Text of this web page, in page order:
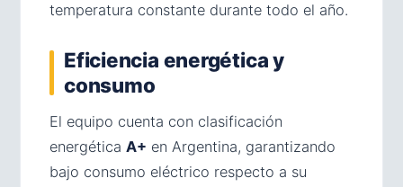
temperatura constante durante todo el año.
Eficiencia energética y
consumo
El equipo cuenta con clasificación
energética A+ en Argentina, garantizando
bajo consumo eléctrico respecto a su